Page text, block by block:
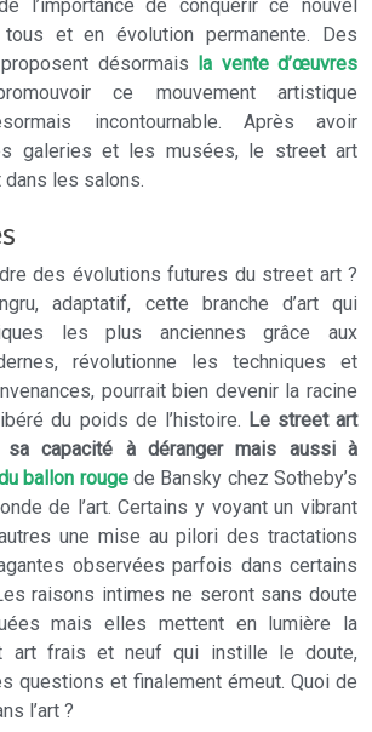
l’importance de conquérir ce nouvel
et en évolution permanente. Des
désormais la vente d’œuvres
ce mouvement artistique
incontournable. Après avoir
galeries et les musées, le street art
dans les salons.
des évolutions futures du street art ?
adaptatif, cette branche d’art qui
les plus anciennes grâce aux
révolutionne les techniques et
pourrait bien devenir la racine
du poids de l’histoire. Le street art
capacité à déranger mais aussi à
ballon rougede Bansky chez Sotheby’s
de l’art. Certains y voyant un vibrant
une mise au pilori des tractations
observées parfois dans certains
raisons intimes ne seront sans doute
mais elles mettent en lumière la
art frais et neuf qui instille le doute,
questions et finalement émeut. Quoi de
l’art ?